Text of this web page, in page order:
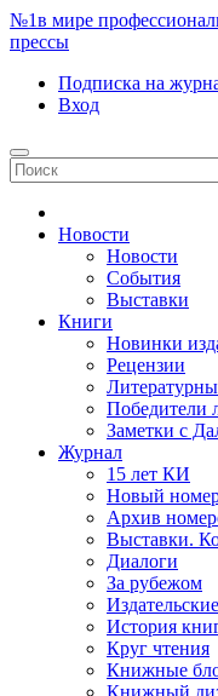
№1в мире
прессы
Подписка на
Вход
Новости
Новости
События
Выставки
Книги
Новинки
Рецензии
Победители
Заметки с
Журнал
15 лет КИ
Новый
Архив
Выставки.
Диалоги
За рубежом
История
Круг чтения
Книжные
Книжный